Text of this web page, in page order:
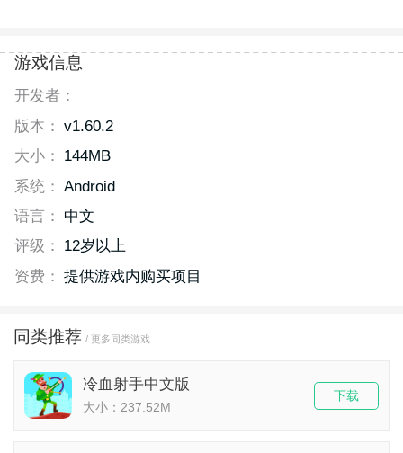
游戏信息
开发者：
版本： v1.60.2
大小：
144MB
系统： Android
语言：
中文
评级：
12岁以上
资费： 提供游戏内购买项目
同类推荐 / 更多同类游戏
冷血射手中文版
大小：237.52M
下载